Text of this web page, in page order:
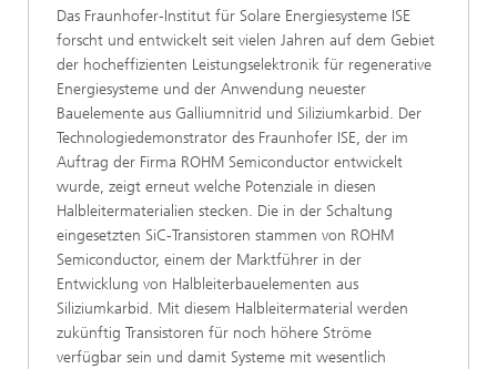
Das Fraunhofer-Institut für Solare Energiesysteme ISE
forscht und entwickelt seit vielen Jahren auf dem Gebiet
der hocheffizienten Leistungselektronik für regenerative
Energiesysteme und der Anwendung neuester
Bauelemente aus Galliumnitrid und Siliziumkarbid. Der
Technologiedemonstrator des Fraunhofer ISE, der im
Auftrag der Firma ROHM Semiconductor entwickelt
wurde, zeigt erneut welche Potenziale in diesen
Halbleitermaterialien stecken. Die in der Schaltung
eingesetzten SiC-Transistoren stammen von ROHM
Semiconductor, einem der Marktführer in der
Entwicklung von Halbleiterbauelementen aus
Siliziumkarbid. Mit diesem Halbleitermaterial werden
zukünftig Transistoren für noch höhere Ströme
verfügbar sein und damit Systeme mit wesentlich